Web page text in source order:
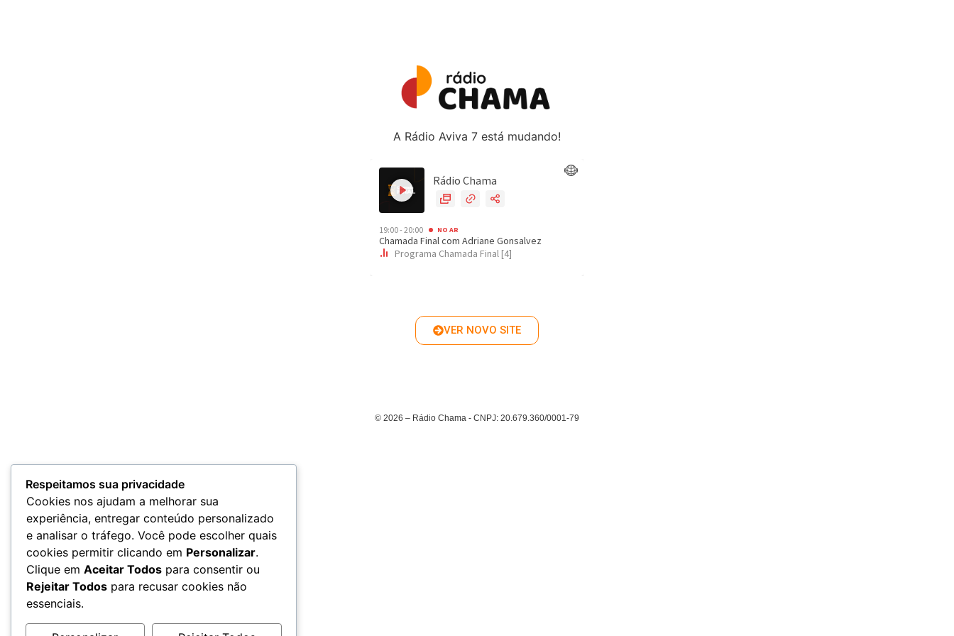
A Rádio Aviva 7 está mudando!
VER NOVO SITE
© 2026 – Rádio Chama - CNPJ: 20.679.360/0001-79
Respeitamos sua privacidade
Cookies nos ajudam a melhorar sua
experiência, entregar conteúdo personalizado
e analisar o tráfego. Você pode escolher quais
cookies permitir clicando em Personalizar.
Clique em Aceitar Todos para consentir ou
Rejeitar Todos para recusar cookies não
essenciais.